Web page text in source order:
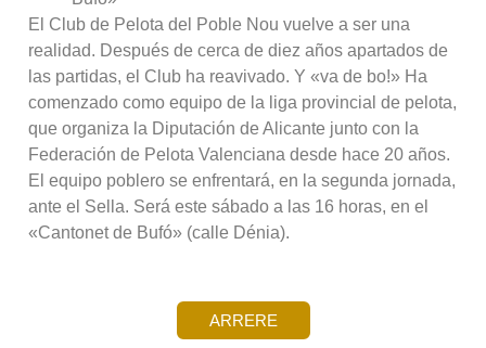
El Club de Pelota del Poble Nou vuelve a ser una
realidad. Después de cerca de diez años apartados de
las partidas, el Club ha reavivado. Y «va de bo!» Ha
comenzado como equipo de la liga provincial de pelota,
que organiza la Diputación de Alicante junto con la
Federación de Pelota Valenciana desde hace 20 años.
El equipo poblero se enfrentará, en la segunda jornada,
ante el Sella. Será este sábado a las 16 horas, en el
«Cantonet de Bufó» (calle Dénia).
ARRERE